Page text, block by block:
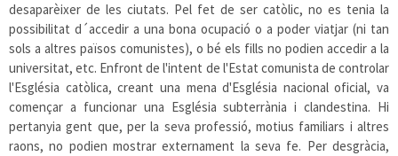
desaparèixer de les ciutats. Pel fet de ser catòlic, no es tenia la
possibilitat d´accedir a una bona ocupació o a poder viatjar (ni tan
sols a altres països comunistes), o bé els fills no podien accedir a la
universitat, etc. Enfront de l'intent de l'Estat comunista de controlar
l'Església catòlica, creant una mena d'Església nacional oficial, va
començar a funcionar una Església subterrània i clandestina. Hi
pertanyia gent que, per la seva professió, motius familiars i altres
raons, no podien mostrar externament la seva fe. Per desgràcia,